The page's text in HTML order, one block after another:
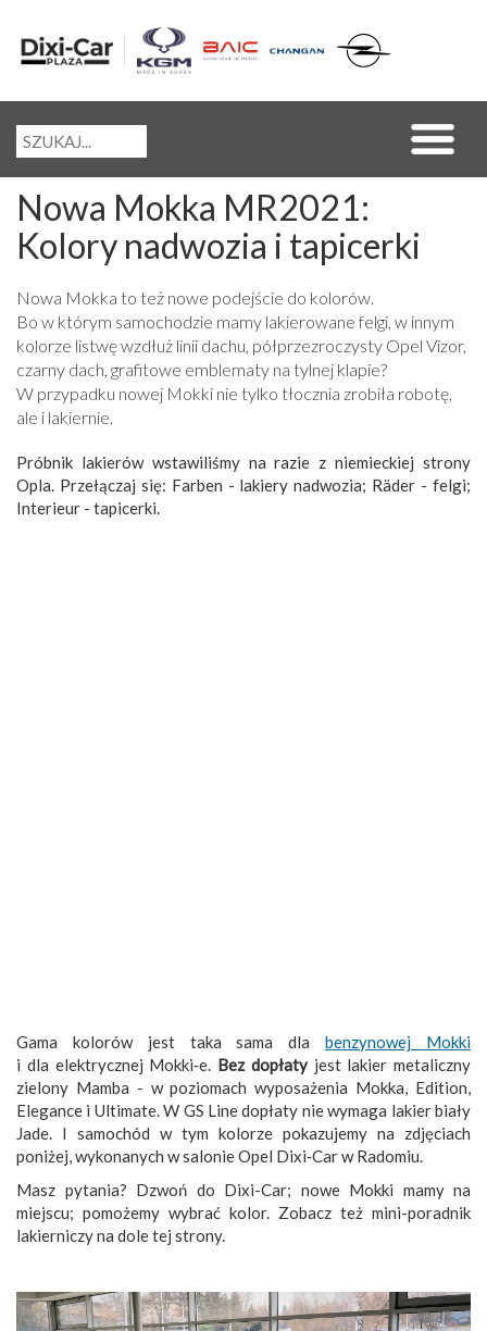
Nowa Mokka MR2021:
Kolory nadwozia i tapicerki
Nowa Mokka to też nowe podejście do kolorów.
Bo w którym samochodzie mamy lakierowane felgi, w innym
kolorze listwę wzdłuż linii dachu, półprzezroczysty Opel Vizor,
czarny dach, grafitowe emblematy na tylnej klapie?
W przypadku nowej Mokki nie tylko tłocznia zrobiła robotę,
ale i lakiernie.
Próbnik lakierów wstawiliśmy na razie z niemieckiej strony
Opla. Przełączaj się: Farben - lakiery nadwozia; Räder - felgi;
Interieur - tapicerki.
Gama kolorów jest taka sama dlabenzynowej Mokki
i dla elektrycznej Mokki‑e. Bez dopłatyjest lakier metaliczny
zielony Mamba - w poziomach wyposażenia Mokka, Edition,
Elegance i Ultimate. W GS Line dopłaty nie wymaga lakier biały
Jade. I samochód w tym kolorze pokazujemy na zdjęciach
poniżej, wykonanych w salonie Opel Dixi‑Car w Radomiu.
Masz pytania? Dzwoń do Dixi-Car; nowe Mokki mamy na
miejscu; pomożemy wybrać kolor. Zobacz też mini-poradnik
lakierniczy na dole tej strony.